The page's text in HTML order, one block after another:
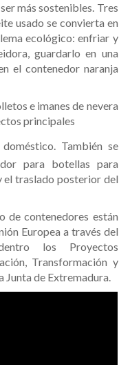
más sostenibles. Tres
usado se convierta en
ecológico: enfriar y
guardarlo en una
el contenedor naranja
e imanes de nevera
principales
También se
para botellas para
el traslado posterior del
de contenedores están
Europea a través del
los Proyectos
Transformación y
Junta de Extremadura.